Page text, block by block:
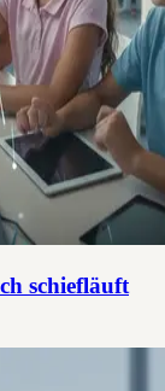
schiefläuft